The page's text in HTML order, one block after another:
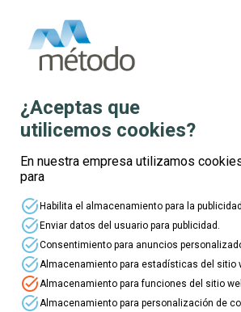
Cursos de PRL
Novos
Galicia
⏩Se estás inscrito/a cómo
emprego podes acceder a esta
gratuíta, 100% subvencionada.
✔️ Contarás coa axuda dun titor/a
que seguirá o teu progreso e
¿Aceptas que
utilicemos cookies?
En nuestra empresa utilizamos
para
task_altHabilita el almacenamiento para la publicidad.
task_altEnviar datos del usuario para publicidad.
task_altConsentimiento para anuncios
task_alt Almacenamiento para estadísticas del sitio
task_alt Almacenamiento para funciones del sitio
task_alt Almacenamiento para personalización de